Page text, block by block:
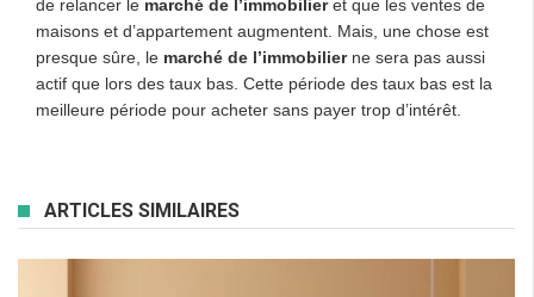
de relancer le marché de l’immobilieret que les ventes de
maisons et d’appartement augmentent. Mais, une chose est
presque sûre, le marché de l’immobilierne sera pas aussi
actif que lors des taux bas. Cette période des taux bas est la
meilleure période pour acheter sans payer trop d’intérêt.
ARTICLES SIMILAIRES